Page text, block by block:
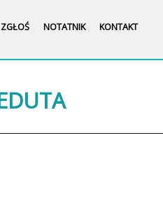
ZGŁOŚ NOTATNIK KONTAKT